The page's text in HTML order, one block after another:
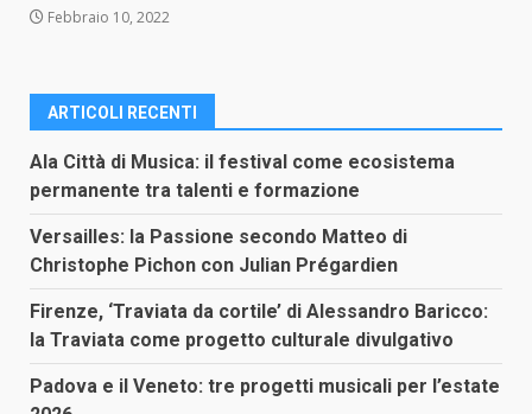
Febbraio 10, 2022
ARTICOLI RECENTI
Ala Città di Musica: il festival come ecosistema
permanente tra talenti e formazione
Versailles: la Passione secondo Matteo di
Christophe Pichon con Julian Prégardien
Firenze, ‘Traviata da cortile’ di Alessandro Baricco:
la Traviata come progetto culturale divulgativo
Padova e il Veneto: tre progetti musicali per l’estate